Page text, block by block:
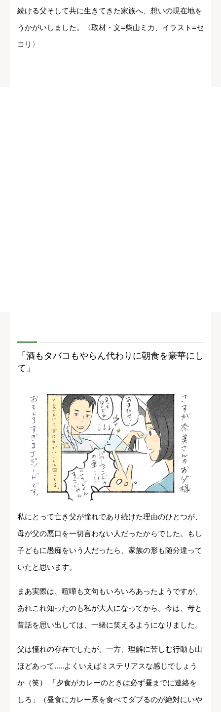
続ける父そして共に生きてきた家族へ、想いの現在地を
うかがいしました。〈取材・文=柴山ミカ、イラスト=セ
コリ〉
「酒もタバコもやらん代わりに朝食を豪華にし
て」
私にとって亡き父が憧れであり続けた理由のひとつが、
母が父の悪口を一切言わない人だったからでした。もし
子どもに愚痴をいう人だったら、家族の形も随分違って
いたと思います。
まあ実際は、喧嘩も文句もいろいろあったようですが、
あれこれ知ったのも私が大人になってから。今は、母と
昔話を思い出しては、一緒に笑えるようになりました。
父は憧れの存在でしたが、一方、理解に苦しむ行動も山
ほどあって.....よくいえばミステリアスな感じでしょう
か（笑） 「夕食がカレーのときは必ず昼までに連絡を
しろ」（昼食にカレー系を食べてダブるのが絶対にいや